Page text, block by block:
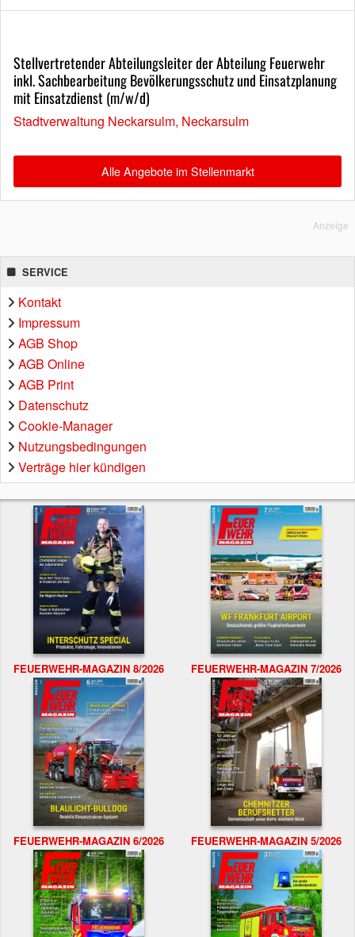
Stellvertretender Abteilungsleiter der Abteilung Feuerwehr
inkl. Sachbearbeitung Bevölkerungsschutz und Einsatzplanung
mit Einsatzdienst (m/w/d)
Stadtverwaltung Neckarsulm, Neckarsulm
Alle Angebote im Stellenmarkt
Anzeige
SERVICE
Kontakt
Impressum
AGB Shop
AGB Online
AGB Print
Datenschutz
Cookie-Manager
Nutzungsbedingungen
Verträge hier kündigen
FEUERWEHR-MAGAZIN 8/2026 FEUERWEHR-MAGAZIN 7/2026
FEUERWEHR-MAGAZIN 6/2026 FEUERWEHR-MAGAZIN 5/2026